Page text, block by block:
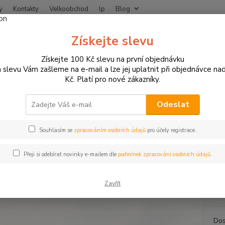
Kontakty Velkoobchod lp Blog
Hledat
ZAVAZADLA NA MOTORKU Příslušenství pro zavazadla Moto
pláštěnka pro kožené brašny
-
Získejte slevu
Získejte 100 Kč slevu na první objednávku
slevu Vám zašleme na e-mail a lze jej uplatnit při objednávce
Kč. Platí pro nové zákazníky.
Odeslat
Souhlasím se zpracováním osobních údajů pro účely registrace.
Přeji si odebírat novinky e-mailem dle podmínek zpracování osobních údajů.
Zavřít